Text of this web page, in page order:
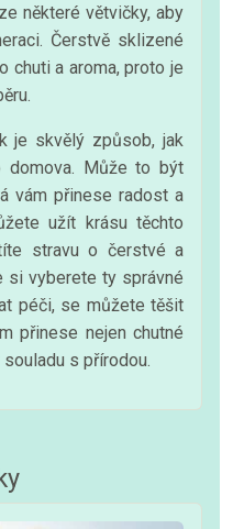
některé větvičky, aby
Čerstvě sklizené
chuti a aroma, proto je
je skvělý způsob, jak
domova. Může to být
vám přinese radost a
užít krásu těchto
stravu o čerstvé a
si vyberete ty správné
péči, se můžete těšit
přinese nejen chutné
s přírodou.